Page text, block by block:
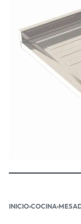
INICIO›COCINA›